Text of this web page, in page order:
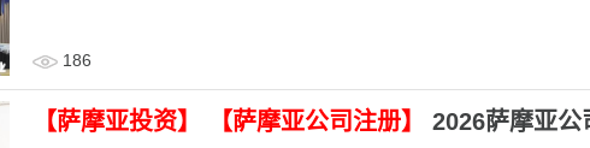
186
【萨摩亚投资】 【萨摩亚公司注册】 2026萨摩亚公